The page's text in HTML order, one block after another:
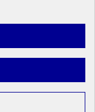
légales
Politique
sont sous